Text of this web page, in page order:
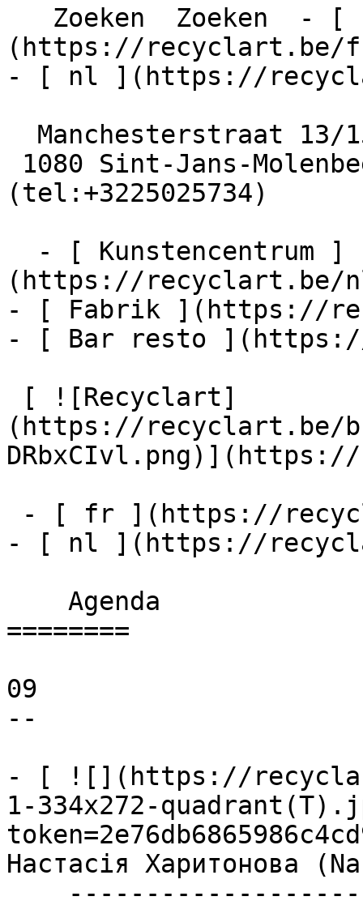
(https://recyclart.be/
- [ nl ](https://
(tel:+3225025734)
(https://recyclart.be/
- [ Fabrik ](https://
- [ Bar resto
(https://recyclart.be/
- [ nl ](https://
========
09
--
- [ ![](https://
1-334x272-
Настасія Харитонова